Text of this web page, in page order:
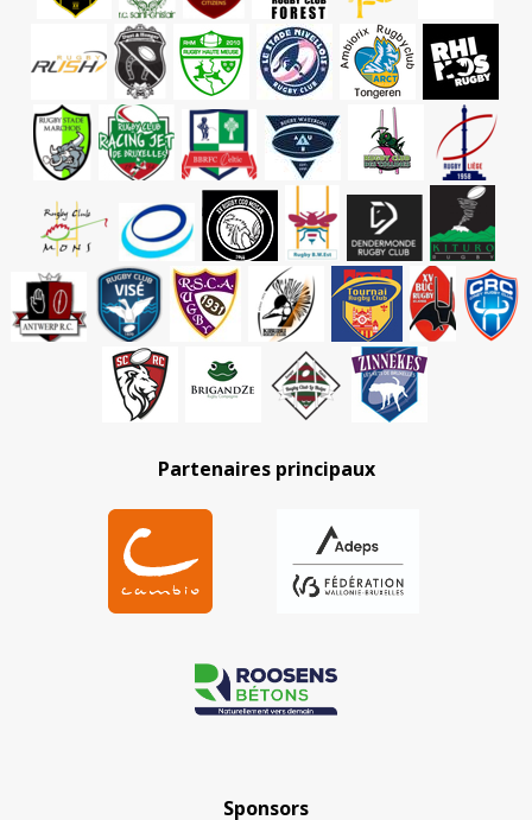
Partenaires principaux
Sponsors